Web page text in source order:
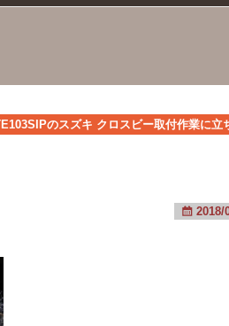
のスズキ クロスビー取付作業に立
2018/